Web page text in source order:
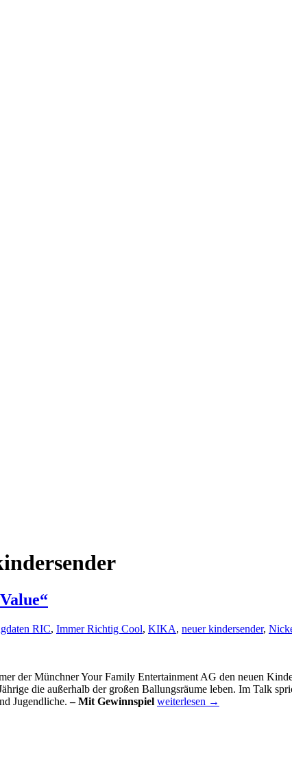
RIC, Immer Richtig Cool, KIKA, neuer kindersender,
der Münchner Your Family Entertainment AG den neuen
die außerhalb der großen Ballungsräume leben. Im Talk
Jugendliche.– Mit Gewinnspiel Neuer
weiterlesen →